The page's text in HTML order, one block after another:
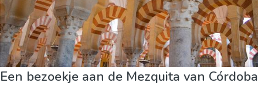
Een bezoekje aan de Mezquita van Córdoba